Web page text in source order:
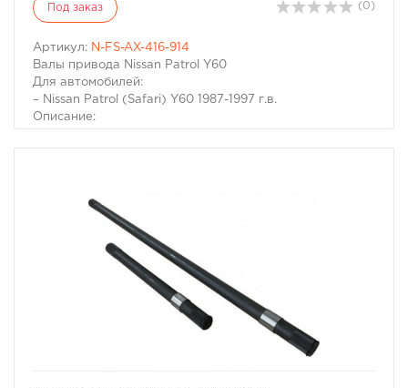
Под заказ (0)
Артикул: N-FS-AX-416-914
Валы привода Nissan Patrol Y60
Для автомобилей:
– Nissan Patrol (Safari) Y60 1987-1997 г.в.
Описание:
автомобиля при прохождении сложного и
экстремального внедорожья.
Вал привода Nissan Patrol изготовлен из
хромолибденовой стали и покрыты защитным
фосфатным покрытием.
Привода Nissan Patrol подвергаются термообработке и
значительно прочнее стандартных.
Не требует доработок, готов к установке. Посадочные
места приводов под ШРУСы отшлифованы. Изделие не